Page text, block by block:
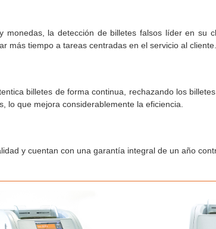
la detección de billetes falsos líder en
más tiempo a tareas centradas en el servicio al cliente.
billetes de forma continua, rechazando los
lo que mejora considerablemente la eficiencia.
y cuentan con una garantía integral de un año